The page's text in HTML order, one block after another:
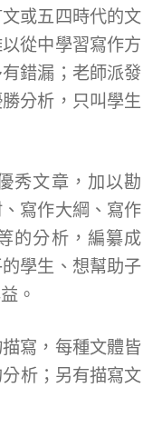
或五四時代的文
從中學習寫作方
錯漏；老師派發
分析，只叫學生
秀文章，加以勘
寫作大綱、寫作
的分析，編纂成
學生、想幫助子
。
寫，每種文體皆
析；另有描寫文